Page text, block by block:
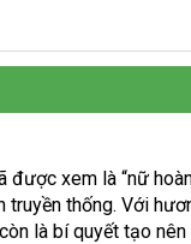
được xem là “nữ
truyền thống. Với
là bí quyết tạo